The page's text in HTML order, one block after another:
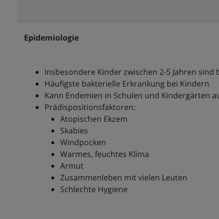
Epidemiologie
Insbesondere Kinder zwischen 2-5 Jahren sind
Häufigste bakterielle Erkrankung bei Kindern
Kann Endemien in Schulen und Kindergärten
Prädispositionsfaktoren:
Atopischen Ekzem
Skabies
Windpocken
Warmes, feuchtes Klima
Armut
Zusammenleben mit vielen Leuten
Schlechte Hygiene